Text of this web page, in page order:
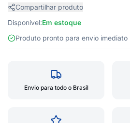
Compartilhar produto
Disponível:Em estoque
Produto pronto para envio imediato
Envio para todo o Brasil